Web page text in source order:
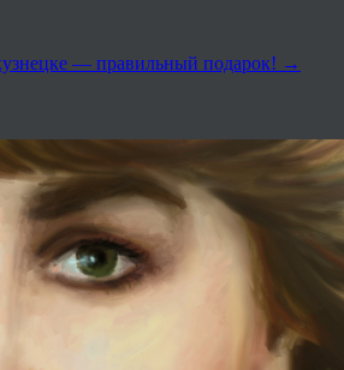
— правильный подарок! →